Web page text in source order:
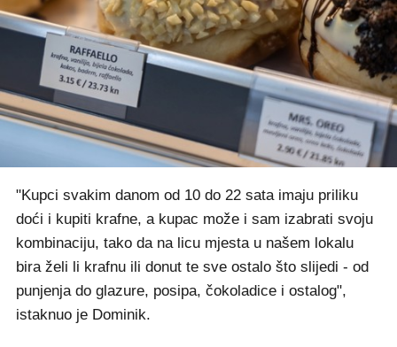
"Kupci svakim danom od 10 do 22 sata imaju priliku
doći i kupiti krafne, a kupac može i sam izabrati svoju
kombinaciju, tako da na licu mjesta u našem lokalu
bira želi li krafnu ili donut te sve ostalo što slijedi - od
punjenja do glazure, posipa, čokoladice i ostalog",
istaknuo je Dominik.